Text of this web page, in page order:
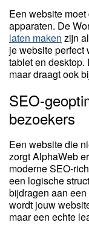
Een website
apparaten. De
laten maken zijn
je website perfect
tablet en desktop.
maar draagt ook
SEO-
bezoekers
Een website die
zorgt AlphaWeb
moderne SEO-
een logische
bijdragen aan
wordt jouw
maar een echte